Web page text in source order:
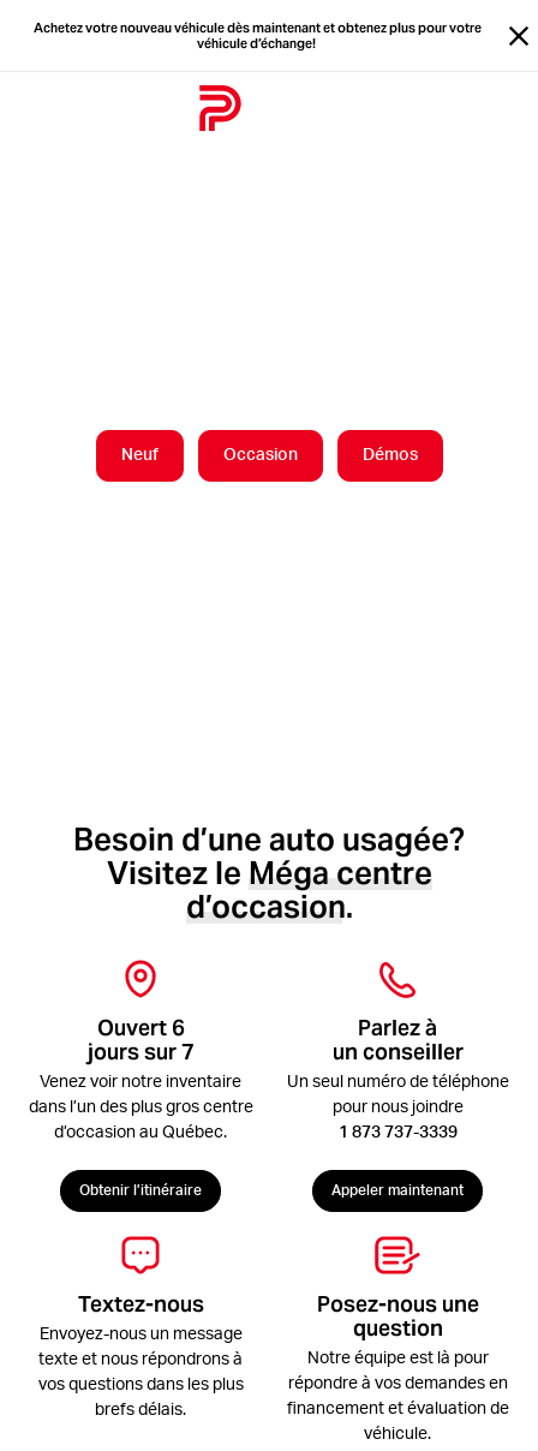
Achetez votre nouveau véhicule dès maintenant et obtenez plus pour votre
véhicule d’échange!
Neuf Occasion Démos
Besoin d’une auto usagée?
Visitez le Méga centre
d’occasion.
Ouvert 6
jours sur 7
Venez voir notre inventaire
dans l’un des plus gros centre
d’occasion au Québec.
Obtenir l’itinéraire
Parlez à
un conseiller
Un seul numéro de téléphone
pour nous joindre
1 873 737-3339
Appeler maintenant
Textez-nous
Envoyez-nous un message
texte et nous répondrons à
vos questions dans les plus
brefs délais.
Posez-nous une
question
Notre équipe est là pour
répondre à vos demandes en
financement et évaluation de
véhicule.